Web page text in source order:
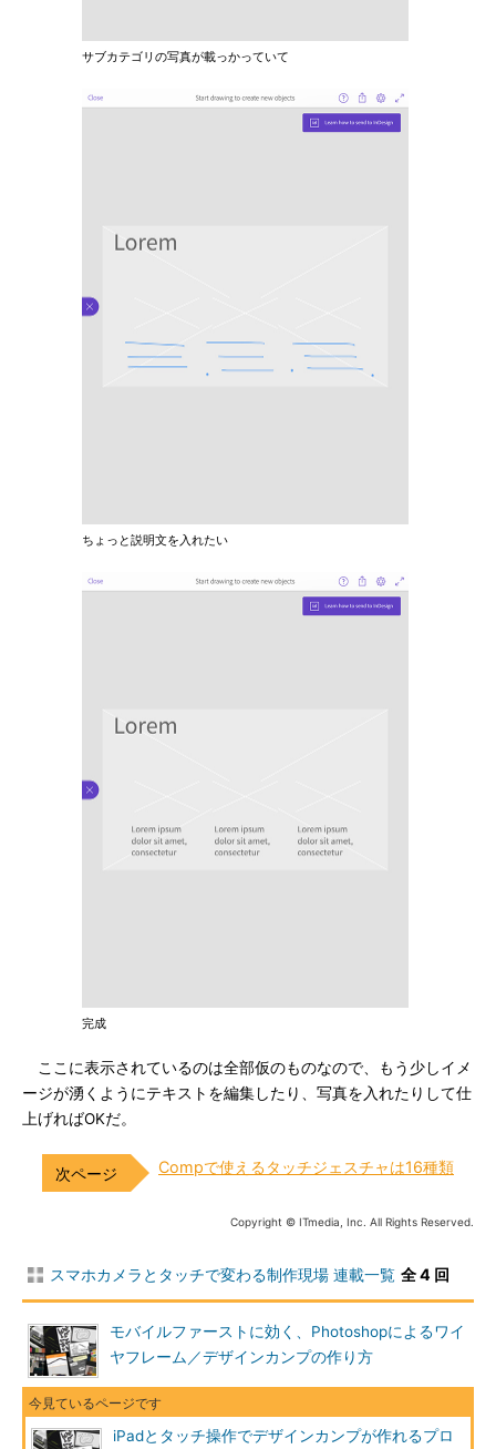
サブカテゴリの写真が載っかっていて
ちょっと説明文を入れたい
完成
ここに表示されているのは全部仮のものなので、もう少しイメ
ージが湧くようにテキストを編集したり、写真を入れたりして仕
上げればOKだ。
Compで使えるタッチジェスチャは16種類
Copyright © ITmedia, Inc. All Rights Reserved.
スマホカメラとタッチで変わる制作現場 連載一覧 全 4 回
モバイルファーストに効く、Photoshopによるワイ
ヤフレーム／デザインカンプの作り方
iPadとタッチ操作でデザインカンプが作れるプロ